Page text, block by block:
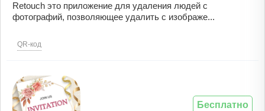
Retouch это приложение для удаления людей с
фотографий, позволяющее удалить с изображе...
QR-код
Бесплатно